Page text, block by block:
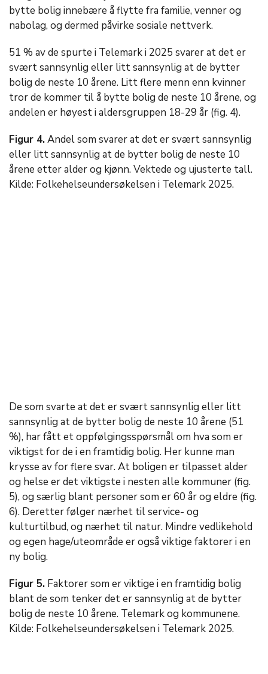
bytte bolig innebære å flytte fra familie, venner og
nabolag, og dermed påvirke sosiale nettverk.
51 % av de spurte i Telemark i 2025 svarer at det er
svært sannsynlig eller litt sannsynlig at de bytter
bolig de neste 10 årene. Litt flere menn enn kvinner
tror de kommer til å bytte bolig de neste 10 årene, og
andelen er høyest i aldersgruppen 18-29 år (fig. 4).
Figur 4.Andel som svarer at det er svært sannsynlig
eller litt sannsynlig at de bytter bolig de neste 10
årene etter alder og kjønn. Vektede og ujusterte tall.
Kilde: Folkehelseundersøkelsen i Telemark 2025.
De som svarte at det er svært sannsynlig eller litt
sannsynlig at de bytter bolig de neste 10 årene (51
%), har fått et oppfølgingsspørsmål om hva som er
viktigst for de i en framtidig bolig. Her kunne man
krysse av for flere svar. At boligen er tilpasset alder
og helse er det viktigste i nesten alle kommuner (fig.
5), og særlig blant personer som er 60 år og eldre (fig.
6). Deretter følger nærhet til service- og
kulturtilbud, og nærhet til natur. Mindre vedlikehold
og egen hage/uteområde er også viktige faktorer i en
ny bolig.
Figur 5. Faktorer som er viktige i en framtidig bolig
blant de som tenker det er sannsynlig at de bytter
bolig de neste 10 årene. Telemark og kommunene.
Kilde: Folkehelseundersøkelsen i Telemark 2025.